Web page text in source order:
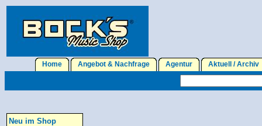
Home Angebot & Nachfrage Agentur Aktuell / Archiv
Neu im Shop